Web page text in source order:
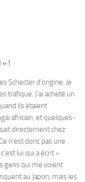
» !
Schecter d’origine. Je
trafique. J’ai acheté un
ils étaient
africain, et quelques-
directement chez
n’est donc pas une
lui qui a écrit «
gens qui me voient
au Japon, mais les